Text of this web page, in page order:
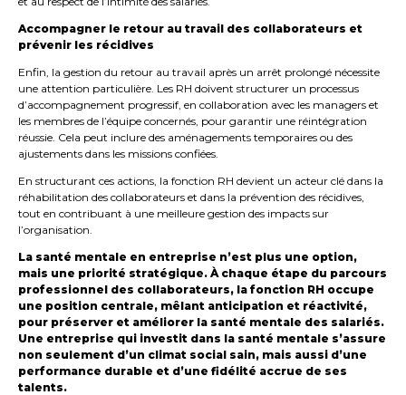
Accompagner le retour au travail des collaborateurs et
prévenir les récidives
Enfin, la gestion du retour au travail après un arrêt prolongé nécessite
une attention particulière. Les RH doivent structurer un processus
d’accompagnement progressif, en collaboration avec les managers et
les membres de l’équipe concernés, pour garantir une réintégration
réussie. Cela peut inclure des aménagements temporaires ou des
ajustements dans les missions confiées.
En structurant ces actions, la fonction RH devient un acteur clé dans la
réhabilitation des collaborateurs et dans la prévention des récidives,
tout en contribuant à une meilleure gestion des impacts sur
l’organisation.
La santé mentale en entreprise n’est plus une option,
mais une priorité stratégique. À chaque étape du parcours
professionnel des collaborateurs, la fonction RH occupe
une position centrale, mêlant anticipation et réactivité,
pour préserver et améliorer la santé mentale des salariés.
Une entreprise qui investit dans la santé mentale s’assure
non seulement d’un climat social sain, mais aussi d’une
performance durable et d’une fidélité accrue de ses
talents.